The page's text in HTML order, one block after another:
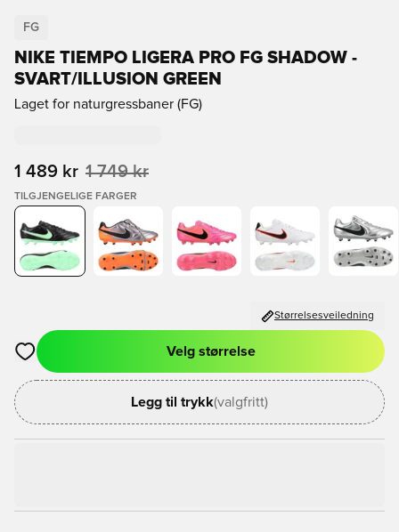
FG
NIKE TIEMPO LIGERA PRO FG SHADOW -
SVART/ILLUSION GREEN
Laget for naturgressbaner (FG)
1 489 kr 1 749 kr
TILGJENGELIGE FARGER
Størrelsesveiledning
Åpner en Modal for å logge inn eller registrere deg som
Velg størrelse
Legg til trykk(valgfritt)